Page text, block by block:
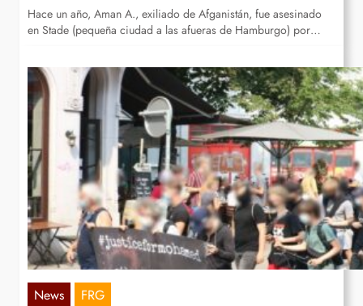
Hace un año, Aman A., exiliado de Afganistán, fue asesinado
en Stade (pequeña ciudad a las afueras de Hamburgo) por…
News FRG